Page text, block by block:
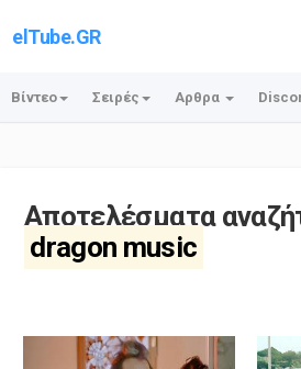
elTube.GR
Βίντεο Σειρές Αρθρα
Αποτελέσματα
dragon music